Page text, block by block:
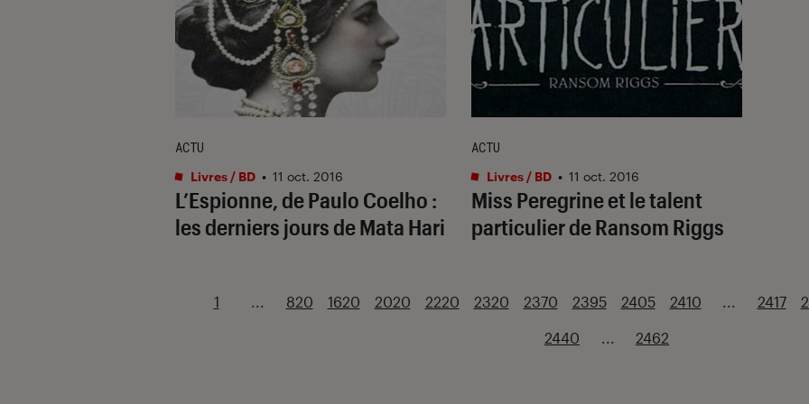
L’Espionne, de Paulo Coelho :
les derniers jours de Mata Hari
ACTU
Livres / BD • 11 oct. 2016
Miss Peregrine et le talent
particulier de Ransom Riggs
ACTU
Livres / BD • 11 oct. 2016
1 ... 820 1620 2020 2220 2320 2370 2395 2405 2410 ... 2417
2440 ... 2462